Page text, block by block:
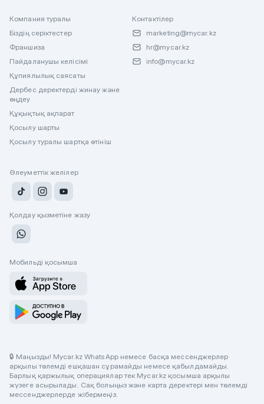
Компания туралы
Біздің серіктестер
Франшиза
Пайдаланушы келісімі
Құпиялылық саясаты
Дербес деректерді жинау және
өңдеу
Құқықтық ақпарат
Қосылу шарты
Қосылу туралы шартқа өтініш
Контактілер
marketing@mycar.kz
hr@mycar.kz
info@mycar.kz
Әлеуметтік желілер
Қолдау қызметіне жазу
Мобильді қосымша
🔒 Маңызды! Mycar.kz WhatsApp немесе басқа мессенджерлер
арқылы төлемді ешқашан сұрамайды немесе қабылдамайды.
Барлық қаржылық операциялар тек Mycar.kz қосымша арқылы
жүзеге асырылады. Сақ болыңыз және карта деректері мен төлемді
мессенджерлерде жібермеңіз.